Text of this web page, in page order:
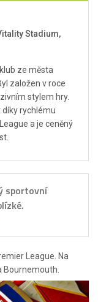
League. Na
Bournemouth.
Stadium,
ze města
založen v roce
stylem hry.
díky rychlému
a je ceněný
sportovní